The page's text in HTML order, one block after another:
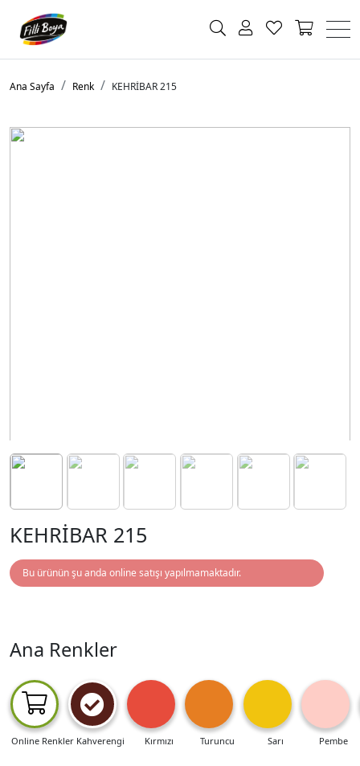
Ana Sayfa Renk KEHRİBAR 215
KEHRİBAR 215
Bu ürünün şu anda online satışı yapılmamaktadır.
Ana Renkler
Online Renkler Kahverengi Kırmızı Turuncu Sarı Pembe